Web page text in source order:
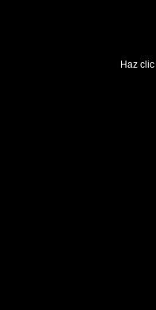
Haz clic